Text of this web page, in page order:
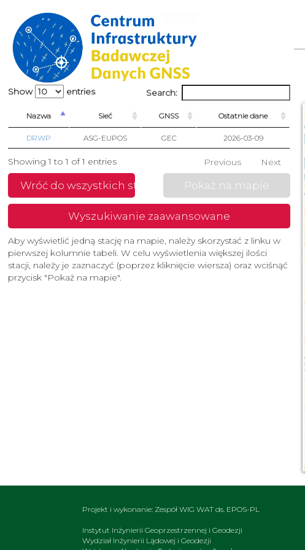
Show entries Search:
Nazwa Sieć GNSS Ostatnie dane
DRWP ASG-EUPOS GEC 2026-03-09
Showing 1 to 1 of 1 entries Previous Next
Wróć do wszystkich stacji Pokaż na mapie
Wyszukiwanie zaawansowane
Aby wyświetlić jedną stację na mapie, należy skorzystać z linku w
pierwszej kolumnie tabeli. W celu wyświetlenia większej ilości
stacji, należy je zaznaczyć (poprzez kliknięcie wiersza) oraz wciśnąć
przycisk "Pokaż na mapie".
Projekt i wykonanie: Zespół WIG WAT ds. EPOS-PL
Instytut Inżynierii Geoprzestrzennej i Geodezji
Wydział Inżynierii Lądowej i Geodezji